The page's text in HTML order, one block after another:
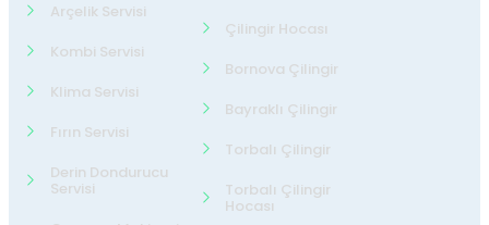
Arçelik Servisi
Kombi Servisi
Klima Servisi
Fırın Servisi
Derin Dondurucu
Servisi
Çilingir Hocası
Bornova Çilingir
Bayraklı Çilingir
Torbalı Çilingir
Torbalı Çilingir
Hocası